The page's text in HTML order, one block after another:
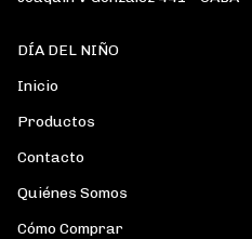
DÍA DEL NIÑO
Inicio
Productos
Contacto
Quiénes Somos
Cómo Comprar